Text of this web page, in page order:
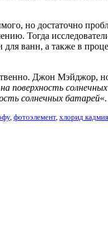
но достаточно
Тогда
ванн, а также в
Джон Мэйджор,
поверхность
солнечных батарей«.
, фотоэлемент, хлорид кадмия